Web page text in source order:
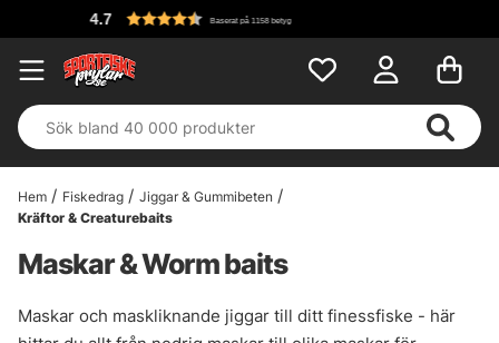
Hem Fiskedrag
Jiggar & Gummibeten
Kräftor & Creaturebaits
Maskar & Worm baits
Maskar och maskliknande jiggar till ditt finessfiske - här